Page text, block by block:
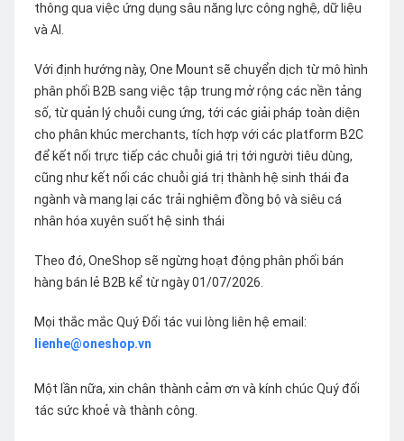
thông qua việc ứng dụng sâu năng lực công nghệ, dữ liệu
và AI.
Với định hướng này, One Mount sẽ chuyển dịch từ mô hình
phân phối B2B sang việc tập trung mở rộng các nền tảng
số, từ quản lý chuỗi cung ứng, tới các giải pháp toàn diện
cho phân khúc merchants, tích hợp với các platform B2C
để kết nối trực tiếp các chuỗi giá trị tới người tiêu dùng,
cũng như kết nối các chuỗi giá trị thành hệ sinh thái đa
ngành và mang lại các trải nghiệm đồng bộ và siêu cá
nhân hóa xuyên suốt hệ sinh thái
Theo đó, OneShop sẽ ngừng hoạt động phân phối bán
hàng bán lẻ B2B kể từ ngày 01/07/2026.
Mọi thắc mắc Quý Đối tác vui lòng liên hệ email:
lienhe@oneshop.vn
Một lần nữa, xin chân thành cảm ơn và kính chúc Quý đối
tác sức khoẻ và thành công.